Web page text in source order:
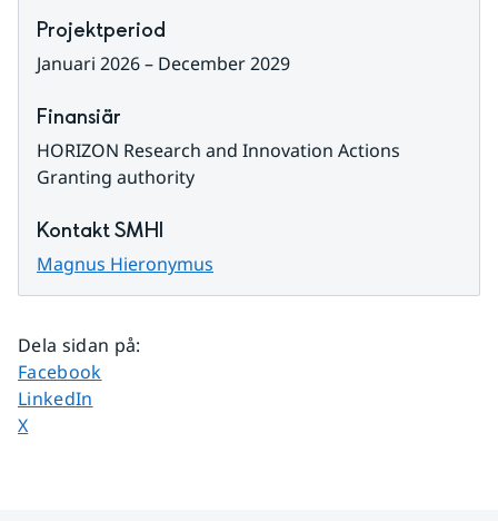
Projektperiod
Januari 2026 – December 2029
Finansiär
HORIZON Research and Innovation Actions
Granting authority
Kontakt SMHI
Magnus Hieronymus
Dela sidan på:
Dela sidan på
Facebook
Dela sidan på
LinkedIn
Dela sidan på
X